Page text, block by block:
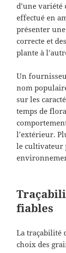
d’une
effectué en
présenter
correcte et
plante à
Un
nom
sur les
temps de
l’extérieur.
le cultivateur
fiables
La traçabilité
choix des